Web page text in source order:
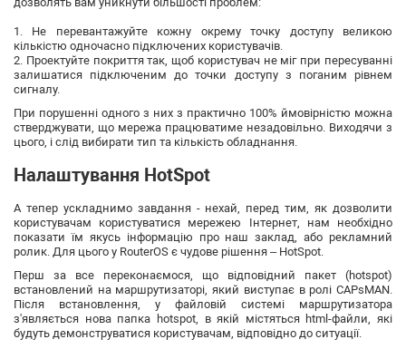
1. Не перевантажуйте кожну окрему точку доступу великою
кількістю одночасно підключених користувачів.
2. Проектуйте покриття так, щоб користувач не міг при пересуванні
залишатися підключеним до точки доступу з поганим рівнем
сигналу.
При порушенні одного з них з практично 100% ймовірністю можна
стверджувати, що мережа працюватиме незадовільно. Виходячи з
цього, і слід вибирати тип та кількість обладнання.
Налаштування HotSpot
А тепер ускладнимо завдання - нехай, перед тим, як дозволити
користувачам користуватися мережею Інтернет, нам необхідно
показати їм якусь інформацію про наш заклад, або рекламний
ролик. Для цього у RouterOS є чудове рішення – HotSpot.
Перш за все переконаємося, що відповідний пакет (hotspot)
встановлений на маршрутизаторі, який виступає в ролі CAPsMAN.
Після встановлення, у файловій системі маршрутизатора
з'являється нова папка hotspot, в якій містяться html-файли, які
будуть демонструватися користувачам, відповідно до ситуації.